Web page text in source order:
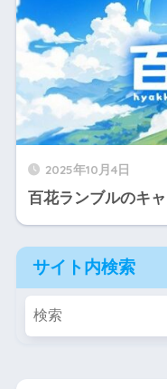
2025年10月4日
百花ランブルのキ
サイト内検索